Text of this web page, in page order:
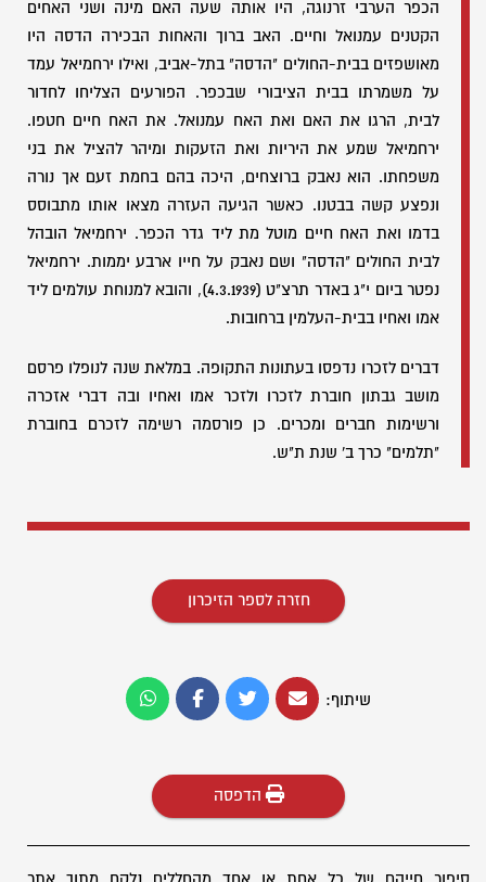
הכפר הערבי זרנוגה, היו אותה שעה האם מינה ושני האחים
הקטנים עמנואל וחיים. האב ברוך והאחות הבכירה הדסה היו
מאושפזים בבית-החולים "הדסה" בתל-אביב, ואילו ירחמיאל עמד
על משמרתו בבית הציבורי שבכפר. הפורעים הצליחו לחדור
לבית, הרגו את האם ואת האח עמנואל. את האח חיים חטפו.
ירחמיאל שמע את היריות ואת הזעקות ומיהר להציל את בני
משפחתו. הוא נאבק ברוצחים, היכה בהם בחמת זעם אך נורה
ונפצע קשה בבטנו. כאשר הגיעה העזרה מצאו אותו מתבוסס
בדמו ואת האח חיים מוטל מת ליד גדר הכפר. ירחמיאל הובהל
לבית החולים "הדסה" ושם נאבק על חייו ארבע יממות. ירחמיאל
נפטר ביום י"ג באדר תרצ"ט (4.3.1939), והובא למנוחת עולמים ליד
אמו ואחיו בבית-העלמין ברחובות.
דברים לזכרו נדפסו בעתונות התקופה. במלאת שנה לנופלו פרסם
מושב גבתון חוברת לזכרו ולזכר אמו ואחיו ובה דברי אזכרה
ורשימות חברים ומכרים. כן פורסמה רשימה לזכרם בחוברת
"תלמים" כרך ב' שנת ת"ש.
חזרה לספר הזיכרון
שיתוף:
הדפסה